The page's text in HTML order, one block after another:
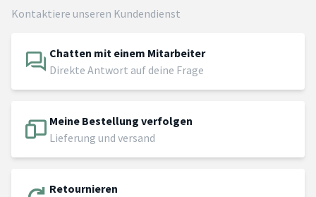
Kontaktiere unseren Kundendienst
Chatten mit einem Mitarbeiter
Direkte Antwort auf deine Frage
Meine Bestellung verfolgen
Lieferung und versand
Retournieren